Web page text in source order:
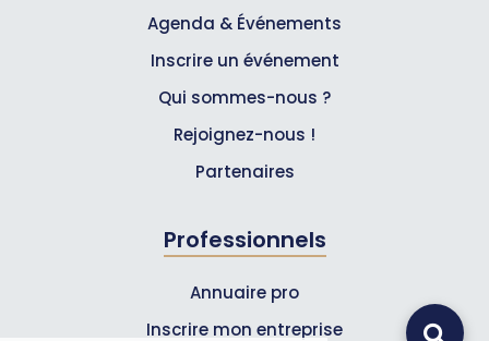
Agenda & Événements
Inscrire un événement
Qui sommes-nous ?
Rejoignez-nous !
Partenaires
Professionnels
Annuaire pro
Inscrire mon entreprise